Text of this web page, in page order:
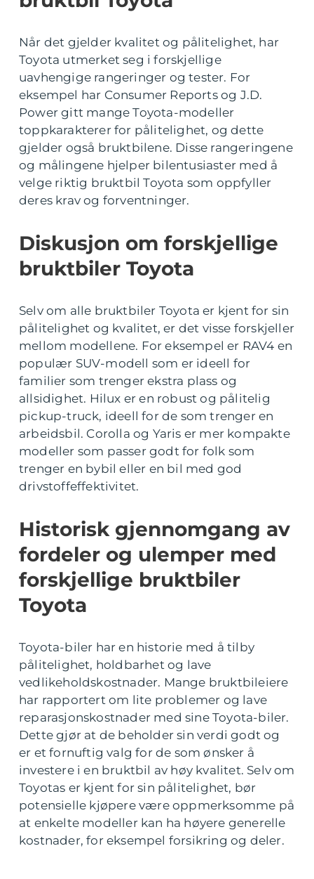
Når det gjelder kvalitet og pålitelighet, har
Toyota utmerket seg i forskjellige
uavhengige rangeringer og tester. For
eksempel har Consumer Reports og J.D.
Power gitt mange Toyota-modeller
toppkarakterer for pålitelighet, og dette
gjelder også bruktbilene. Disse rangeringene
og målingene hjelper bilentusiaster med å
velge riktig bruktbil Toyota som oppfyller
deres krav og forventninger.
Diskusjon om forskjellige
bruktbiler Toyota
Selv om alle bruktbiler Toyota er kjent for sin
pålitelighet og kvalitet, er det visse forskjeller
mellom modellene. For eksempel er RAV4 en
populær SUV-modell som er ideell for
familier som trenger ekstra plass og
allsidighet. Hilux er en robust og pålitelig
pickup-truck, ideell for de som trenger en
arbeidsbil. Corolla og Yaris er mer kompakte
modeller som passer godt for folk som
trenger en bybil eller en bil med god
drivstoffeffektivitet.
Historisk gjennomgang av
fordeler og ulemper med
forskjellige bruktbiler
Toyota
Toyota-biler har en historie med å tilby
pålitelighet, holdbarhet og lave
vedlikeholdskostnader. Mange bruktbileiere
har rapportert om lite problemer og lave
reparasjonskostnader med sine Toyota-biler.
Dette gjør at de beholder sin verdi godt og
er et fornuftig valg for de som ønsker å
investere i en bruktbil av høy kvalitet. Selv om
Toyotas er kjent for sin pålitelighet, bør
potensielle kjøpere være oppmerksomme på
at enkelte modeller kan ha høyere generelle
kostnader, for eksempel forsikring og deler.